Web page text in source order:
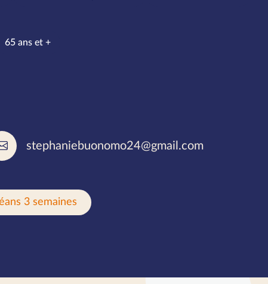
65 ans et +
stephaniebuonomo24@gmail.com
3 semaines